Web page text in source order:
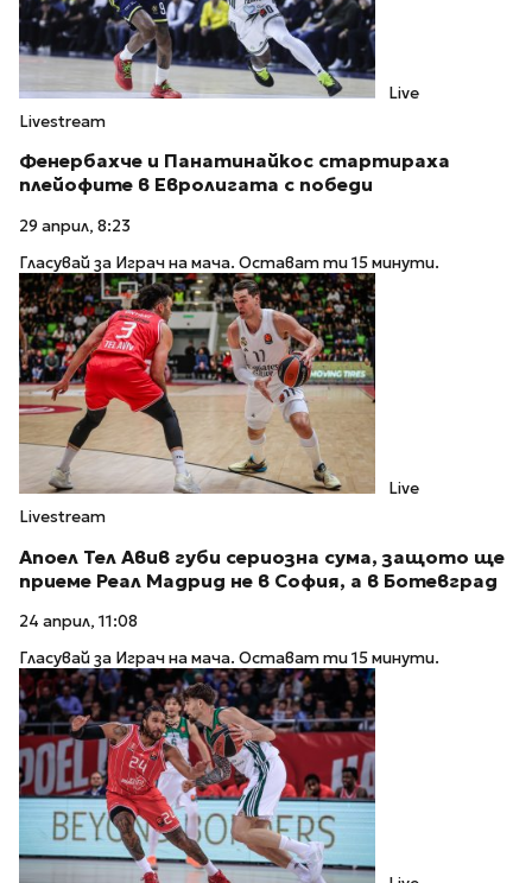
Live
Livestream
Фенербахче и Панатинайкос стартираха
плейофите в Евролигата с победи
29 април, 8:23
Гласувай за Играч на мача. Остават ти 15 минути.
Live
Livestream
Апоел Тел Авив губи сериозна сума, защото ще
приеме Реал Мадрид не в София, а в Ботевград
24 април, 11:08
Гласувай за Играч на мача. Остават ти 15 минути.